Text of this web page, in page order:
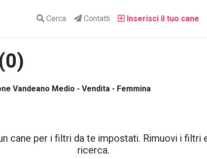
Cerca Contatti Inserisci il tuo cane
Vandeano Medio - Vendita - Femmina
cane per i filtri da te impostati. Rimuovi i filtri
ricerca.